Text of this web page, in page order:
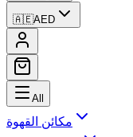
🇦🇪AED
All
مكائن القهوة